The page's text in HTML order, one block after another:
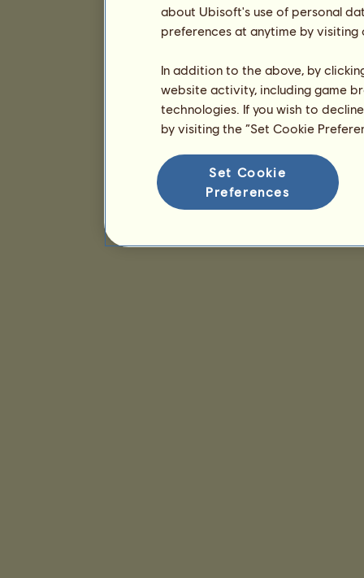
about Ubisoft's use of personal
preferences at anytime by
In addition to the above, by
website activity, including game
technologies. If you wish to
by visiting the “Set Cookie
Set Cookie
Preferences